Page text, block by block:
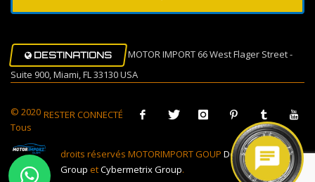
DESTINATIONS
MOTOR IMPORT 66 West Flager Street -
Suite 900, Miami, FL 33130 USA
RESTER CONNECTÉ
© 2020
Tous
droits réservés MOTORIMPORT GOUP Design Muovi
Group etCybermetrix Group.